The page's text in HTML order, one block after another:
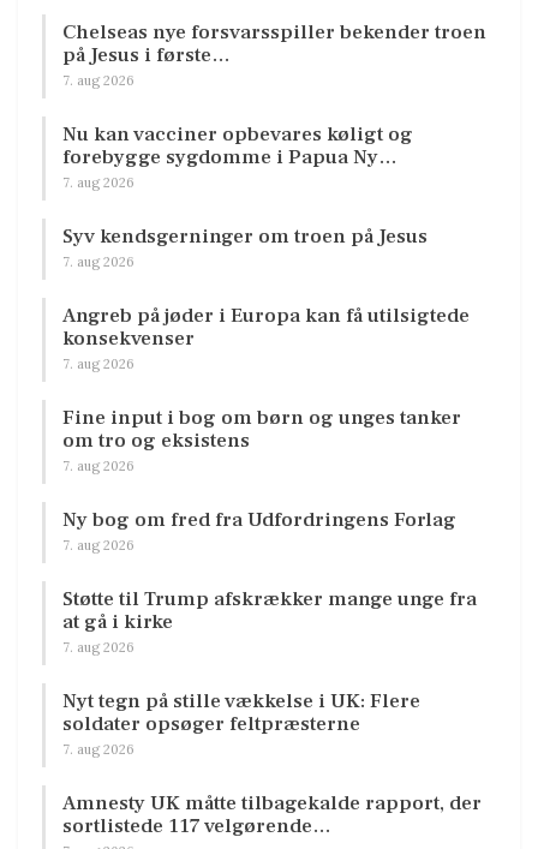
Chelseas nye forsvarsspiller bekender troen
på Jesus i første…
7. aug 2026
Nu kan vacciner opbevares køligt og
forebygge sygdomme i Papua Ny…
7. aug 2026
Syv kendsgerninger om troen på Jesus
7. aug 2026
Angreb på jøder i Europa kan få utilsigtede
konsekvenser
7. aug 2026
Fine input i bog om børn og unges tanker
om tro og eksistens
7. aug 2026
Ny bog om fred fra Udfordringens Forlag
7. aug 2026
Støtte til Trump afskrækker mange unge fra
at gå i kirke
7. aug 2026
Nyt tegn på stille vækkelse i UK: Flere
soldater opsøger feltpræsterne
7. aug 2026
Amnesty UK måtte tilbagekalde rapport, der
sortlistede 117 velgørende…